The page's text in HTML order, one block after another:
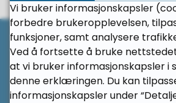
Her finner du oss
Kristiansund videregående skole
Vi bruker informasjonskapsler
forbedre brukeropplevelsen,
funksjoner, samt analysere
Ved å fortsette å bruke
at vi bruker informasjonskapsler i
denne erklæringen. Du kan
informasjonskapsler under